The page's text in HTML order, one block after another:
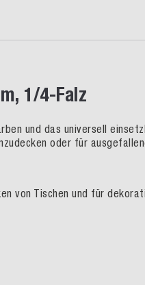
1/4-Falz
und das universell
oder für
von Tischen und für